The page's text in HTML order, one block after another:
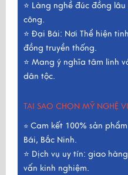
⭐ Làng nghề đúc đồng
công.
⭐ Đại Bái: Nơi Thể hiện
đồng truyền thống.
⭐ Mang ý nghĩa tâm linh
dân tộc.
TẠI SAO CHỌN MỸ NGHỆ
⭐ Cam kết 100% sản
Bái, Bắc Ninh.
⭐ Dịch vụ uy tín: giao
vấn kinh nghiệm.